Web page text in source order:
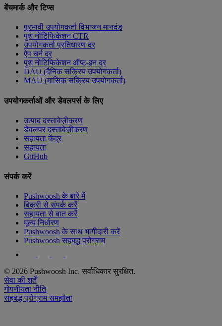
बेंचमार्क और टिप्स
प्रभावी उपयोगकर्ता विभाजन मानदंड
पुश नोटिफिकेशन CTR
उपयोगकर्ता प्रतिधारण दर
ऐप चर्न दर
पुश नोटिफिकेशन ऑप्ट-इन दर
DAU (दैनिक सक्रिय उपयोगकर्ता)
MAU (मासिक सक्रिय उपयोगकर्ता)
उपयोगकर्ताओं और डेवलपर्स के लिए
उत्पाद दस्तावेज़ीकरण
डेवलपर दस्तावेज़ीकरण
सहायता केंद्र
सहायता
GitHub
संपर्क करें
Pushwoosh के बारे में
बिक्री से संपर्क करें
सहायता से बात करें
मूल्य निर्धारण
Pushwoosh के साथ भागीदारी करें
Pushwoosh सहबद्ध प्रोग्राम
© 2026 Pushwoosh Inc. सर्वाधिकार सुरक्षित.
सेवा की शर्तें
गोपनीयता नीति
सहबद्ध प्रोग्राम समझौता